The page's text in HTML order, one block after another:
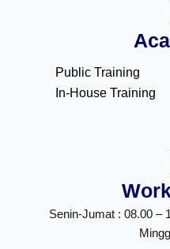
Public Training
In-House Training
Senin-Jumat : 08.00 –